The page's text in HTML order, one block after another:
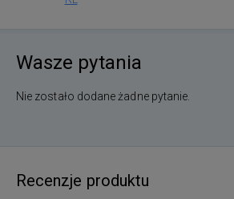
Wasze pytania
Nie zostało dodane żadne pytanie.
Recenzje produktu